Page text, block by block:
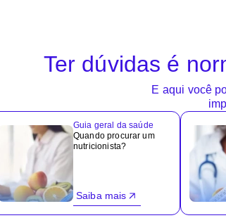
Ter dúvidas é
E aqui você
Guia geral da saúde
Quando procurar um
nutricionista?
Saiba mais